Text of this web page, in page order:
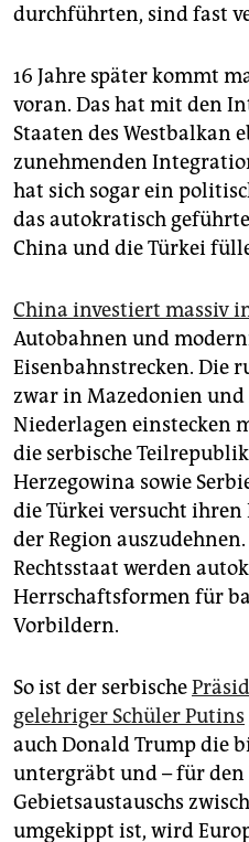
durchführten, sind fast
16 Jahre später kommt
voran. Das hat mit den
Staaten des Westbalkan
zunehmenden
hat sich sogar ein
das autokratisch
China und die Türkei
China investiert massiv
Autobahnen und
Eisenbahnstrecken. Die
zwar in Mazedonien
Niederlagen einstecken
die serbische
Herzegowina sowie
die Türkei versucht
der Region
Rechtsstaat werden
Herrschaftsformen für
Vorbildern.
So ist der serbische
gelehriger Schüler Putins
auch Donald Trump die
untergräbt und – für den
Gebietsaustauschs
umgekippt ist, wird